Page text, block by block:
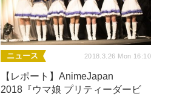
ニュース 2018.3.26 Mon 16:10
【レポート】AnimeJapan
2018『ウマ娘 プリティーダービ